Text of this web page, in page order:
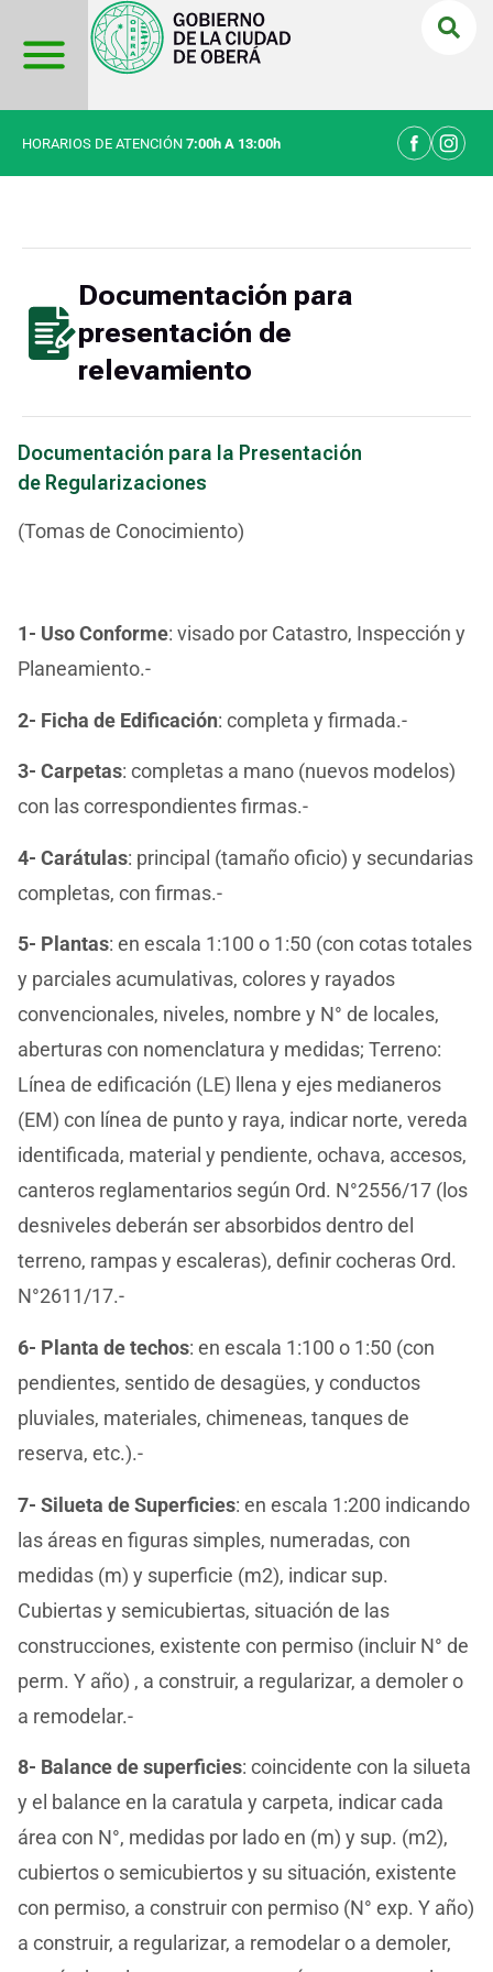
contenido
HORARIOS DE ATENCIÓN 7:00h A 13:00h
Documentación para
presentación de
relevamiento
Documentación para la Presentación
de Regularizaciones
(Tomas de Conocimiento)
1- Uso Conforme: visado por Catastro, Inspección y
Planeamiento.-
2- Ficha de Edificación: completa y firmada.-
3- Carpetas: completas a mano (nuevos modelos)
con las correspondientes firmas.-
4- Carátulas: principal (tamaño oficio) y secundarias
completas, con firmas.-
5- Plantas: en escala 1:100 o 1:50 (con cotas totales
y parciales acumulativas, colores y rayados
convencionales, niveles, nombre y N° de locales,
aberturas con nomenclatura y medidas; Terreno:
Línea de edificación (LE) llena y ejes medianeros
(EM) con línea de punto y raya, indicar norte, vereda
identificada, material y pendiente, ochava, accesos,
canteros reglamentarios según Ord. N°2556/17 (los
desniveles deberán ser absorbidos dentro del
terreno, rampas y escaleras), definir cocheras Ord.
N°2611/17.-
6- Planta de techos: en escala 1:100 o 1:50 (con
pendientes, sentido de desagües, y conductos
pluviales, materiales, chimeneas, tanques de
reserva, etc.).-
7- Silueta de Superficies: en escala 1:200 indicando
las áreas en figuras simples, numeradas, con
medidas (m) y superficie (m2), indicar sup.
Cubiertas y semicubiertas, situación de las
construcciones, existente con permiso (incluir N° de
perm. Y año) , a construir, a regularizar, a demoler o
a remodelar.-
8- Balance de superficies: coincidente con la silueta
y el balance en la caratula y carpeta, indicar cada
área con N°, medidas por lado en (m) y sup. (m2),
cubiertos o semicubiertos y su situación, existente
con permiso, a construir con permiso (N° exp. Y año)
a construir, a regularizar, a remodelar o a demoler,